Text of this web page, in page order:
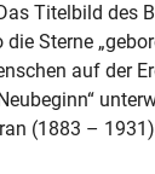
Titelbild des
Sterne
auf der
(1883 –